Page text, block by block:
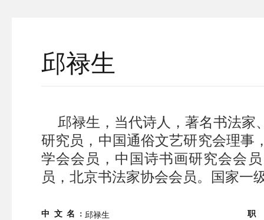
邱禄生
邱禄生，当代诗人，著名书法家
研究员，中国通俗文艺研究会理事
学会会员，中国诗书画研究会会
员，北京书法家协会会员。国家一
中文名: 邱禄生